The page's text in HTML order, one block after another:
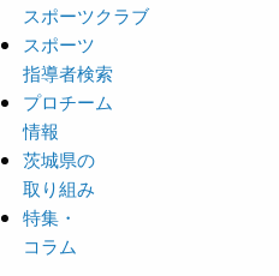
スポーツクラブ
スポーツ
指導者検索
プロチーム
情報
茨城県の
取り組み
特集・
コラム